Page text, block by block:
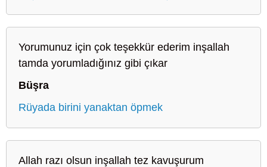
Yorumunuz için çok teşekkür ederim inşallah
tamda yorumladığınız gibi çıkar
Büşra
Rüyada birini yanaktan öpmek
Allah razı olsun inşallah tez kavuşurum